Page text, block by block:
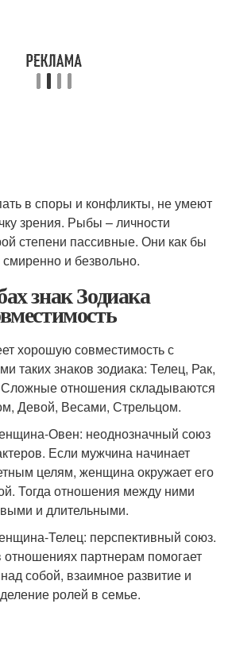
в споры и конфликты, не умеют
зрения. Рыбы – личности
степени пассивные. Они как бы
и безвольно.
знак Зодиака
хорошую совместимость с
таких знаков зодиака: Телец, Рак,
Сложные отношения складываются
Девой, Весами, Стрельцом.
Овен: неоднозначный союз
Если мужчина начинает
целям, женщина окружает его
Тогда отношения между ними
и длительными.
Телец: перспективный союз.
отношениях партнерам помогает
собой, взаимное развитие и
ролей в семье.